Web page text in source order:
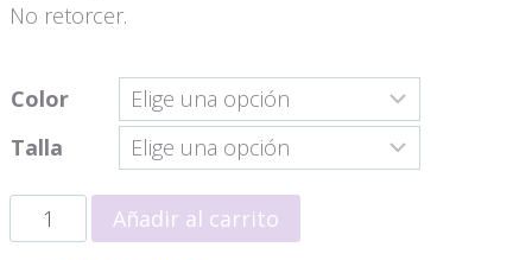
No retorcer.
Color
Talla
Panty
control
Añadir al carrito